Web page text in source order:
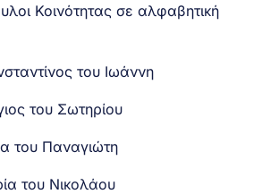
Κοινότητας σε αλφαβητική
του Ιωάννη
του Σωτηρίου
του Παναγιώτη
του Νικολάου